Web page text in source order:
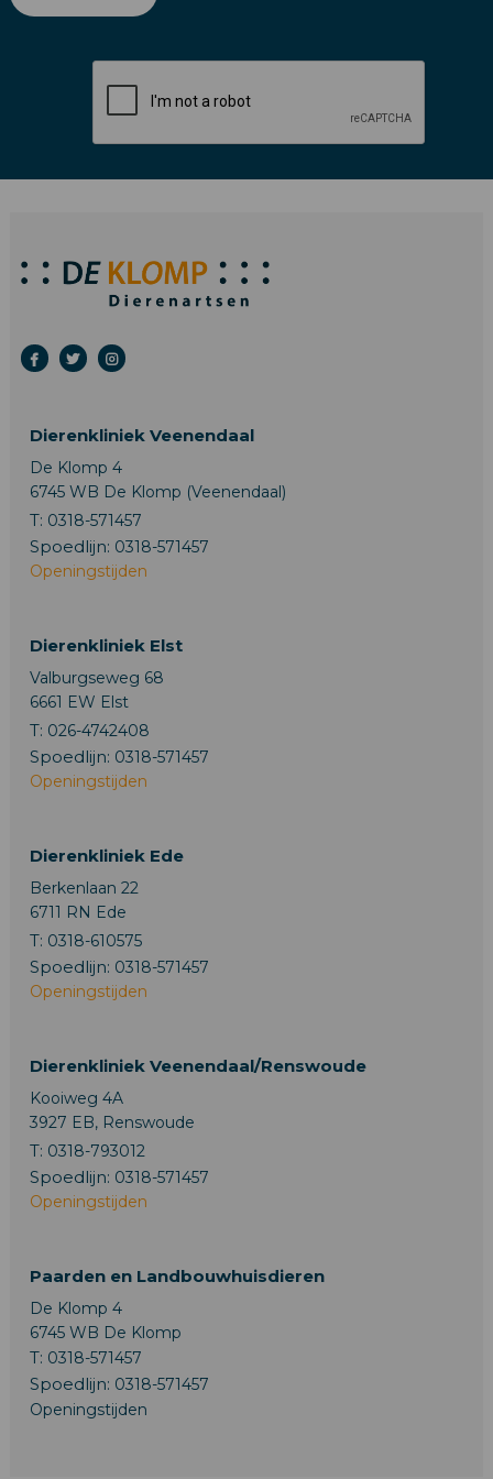
Dierenkliniek Veenendaal
De Klomp 4
6745 WB De Klomp (Veenendaal)
T: 0318-571457
Spoedlijn: 0318-571457
Openingstijden
Dierenkliniek Elst
Valburgseweg 68
6661 EW Elst
T: 026-4742408
Spoedlijn: 0318-571457
Openingstijden
Dierenkliniek Ede
Berkenlaan 22
6711 RN Ede
T: 0318-610575
Spoedlijn: 0318-571457
Openingstijden
Dierenkliniek Veenendaal/Renswoude
Kooiweg 4A
3927 EB, Renswoude
T: 0318-793012
Spoedlijn: 0318-571457
Openingstijden
Paarden en Landbouwhuisdieren
De Klomp 4
6745 WB De Klomp
T: 0318-571457
Spoedlijn: 0318-571457
Openingstijden